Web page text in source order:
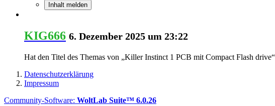
Inhalt melden
KIG666 6. Dezember 2025 um 23:22
Hat den Titel des Themas von „Killer Instinct 1 PCB mit Compact Flash
Datenschutzerklärung
Impressum
Community-Software: WoltLab Suite™ 6.0.26